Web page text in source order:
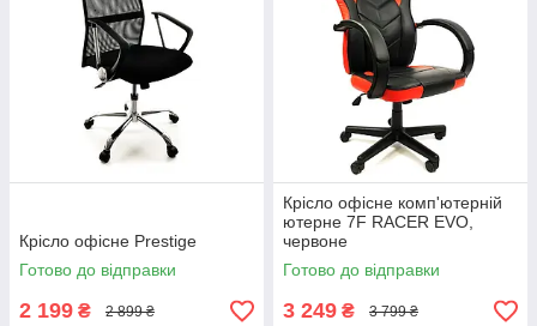
Крісло офісне Prestige
Готово до відправки
2 199 ₴ 2 899 ₴
Крісло офісне комп'ютерній
ютерне 7F RACER EVO,
червоне
Готово до відправки
3 249 ₴ 3 799 ₴